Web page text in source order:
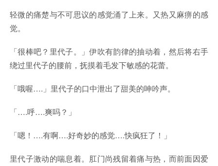
轻微的痛楚与不可思议的感觉涌了上来。又热又麻痹的感
觉。
「很棒吧？里代子。」伊吹有韵律的抽动着，然后将右手
绕过里代子的腰前，抚摸着毛发下敏感的花蕾。
「哦喔….」里代子的口中泄出了甜美的呻吟声。
「….呼….爽吗？」
「嗯！….有啊….好奇妙的感觉….快疯狂了！」
里代子激动的喘息着。肛门尚残留着痛与热，而前面因爱